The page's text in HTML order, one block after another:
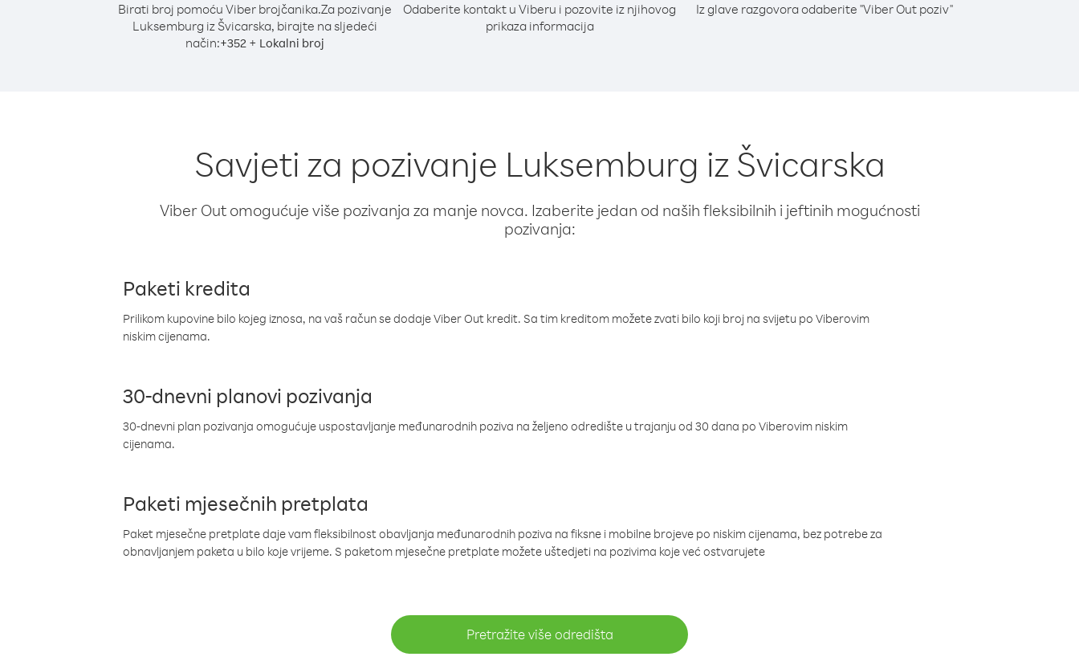
Birati broj pomoću Viber brojčanika.Za pozivanje
Luksemburg iz Švicarska, birajte na sljedeći
način:+352+ Lokalni broj
Odaberite kontakt u Viberu i pozovite iz njihovog
prikaza informacija
Iz glave razgovora odaberite "Viber Out poziv"
Savjeti za pozivanje Luksemburg iz Švicarska
Viber Out omogućuje više pozivanja za manje novca. Izaberite jedan od naših fleksibilnih i jeftinih mogućnosti
pozivanja:
Paketi kredita
Prilikom kupovine bilo kojeg iznosa, na vaš račun se dodaje Viber Out kredit. Sa tim kreditom možete zvati bilo koji broj na svijetu po Viberovim
niskim cijenama.
30-dnevni planovi pozivanja
30-dnevni plan pozivanja omogućuje uspostavljanje međunarodnih poziva na željeno odredište u trajanju od 30 dana po Viberovim niskim
cijenama.
Paketi mjesečnih pretplata
Paket mjesečne pretplate daje vam fleksibilnost obavljanja međunarodnih poziva na fiksne i mobilne brojeve po niskim cijenama, bez potrebe za
obnavljanjem paketa u bilo koje vrijeme. S paketom mjesečne pretplate možete uštedjeti na pozivima koje već ostvarujete
Pretražite više odredišta